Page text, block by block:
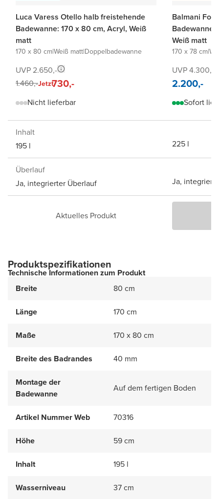
Luca Varess Otello halb freistehende
Badewanne: 170 x 80 cm, Acryl, Weiß
matt
170 x 80 cm|Weiß matt|Doppelbadewanne
UVP 2.650,-
1.460,-Jetzt730,-
Nicht lieferbar
Balmani
Badewanne:
Weiß matt
170 x 78 cm|
UVP 4.300,-
2.200,-
Sofort
Inhalt
195 l
225 l
Überlauf
Ja, integrierter Überlauf
Ja,
Aktuelles Produkt
Produktspezifikationen
Technische Informationen zum Produkt
Breite
80 cm
Länge 170 cm
Maße 170 x 80 cm
Breite des Badrandes 40 mm
Montage der
Badewanne
Auf dem fertigen Boden
Artikel Nummer Web 70316
Höhe 59 cm
Inhalt 195 l
Wasserniveau 37 cm